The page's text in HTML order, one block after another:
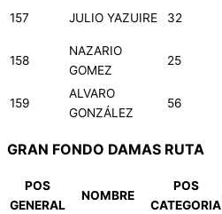
157 JULIO YAZUIRE 32
158
NAZARIO
GOMEZ
25
159
ALVARO
GONZÁLEZ
56
GRAN FONDO DAMAS RUTA
POS
GENERAL
NOMBRE
POS
CATEGORIA